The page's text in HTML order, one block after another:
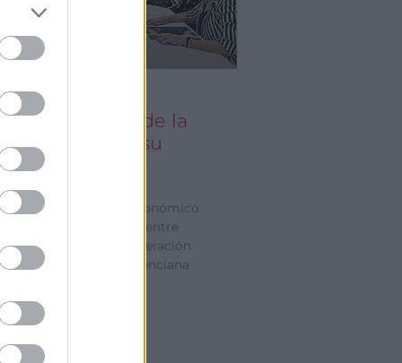
y las Cámaras de la
refuerzan su
y análisis económico
de la nueva alianza entre
La Confederación
de la Comunitat Valenciana